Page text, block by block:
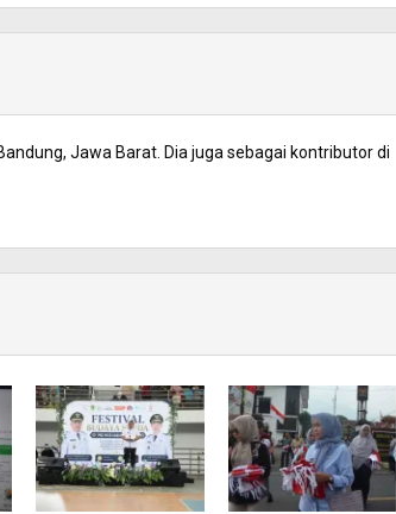
Jawa Barat. Dia juga sebagai kontributor di